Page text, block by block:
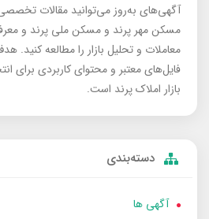
آگهی‌های به‌روز می‌توانید مقالات
مسکن مهر پرند و مسکن ملی پرند و
معاملات و تحلیل بازار را مطالعه کنید.
فایل‌های معتبر و محتوای کاربردی برای
بازار املاک پرند است.
دسته‌بندی
آگهی ها